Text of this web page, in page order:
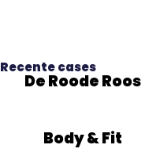
Recente cases
De Roode Roos
Body & Fit